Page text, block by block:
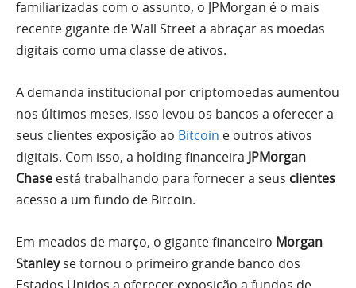
familiarizadas com o assunto, o JPMorgan é o mais
recente gigante de Wall Street a abraçar as moedas
digitais como uma classe de ativos.
A demanda institucional por criptomoedas aumentou
nos últimos meses, isso levou os bancos a oferecer a
seus clientes exposição ao Bitcoin e outros ativos
digitais. Com isso, a holding financeira JPMorgan
Chase está trabalhando para fornecer a seus clientes
acesso a um fundo de Bitcoin.
Em meados de março, o gigante financeiro Morgan
Stanleyse tornou o primeiro grande banco dos